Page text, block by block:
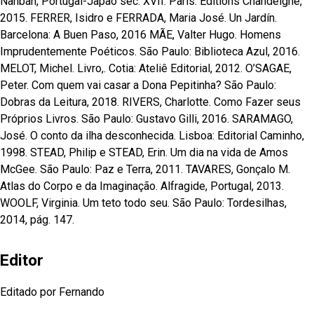
2015. FERRER, Isidro e FERRADA, Maria José. Un Jardín.
Barcelona: A Buen Paso, 2016 MÃE, Valter Hugo. Homens
Imprudentemente Poéticos. São Paulo: Biblioteca Azul, 2016.
MELOT, Michel. Livro,. Cotia: Ateliê Editorial, 2012. O’SAGAE,
Peter. Com quem vai casar a Dona Pepitinha? São Paulo:
Dobras da Leitura, 2018. RIVERS, Charlotte. Como Fazer seus
Próprios Livros. São Paulo: Gustavo Gilli, 2016. SARAMAGO,
José. O conto da ilha desconhecida. Lisboa: Editorial Caminho,
1998. STEAD, Philip e STEAD, Erin. Um dia na vida de Amos
McGee. São Paulo: Paz e Terra, 2011. TAVARES, Gonçalo M.
Atlas do Corpo e da Imaginação. Alfragide, Portugal, 2013.
WOOLF, Virginia. Um teto todo seu. São Paulo: Tordesilhas,
2014, pág. 147.
Editor
Editado por Fernando